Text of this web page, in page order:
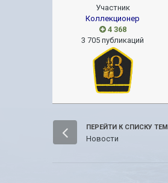
Участник
Коллекционер
4 368
3 705 публикаций
ПЕРЕЙТИ К СПИСКУ ТЕМ
Новости